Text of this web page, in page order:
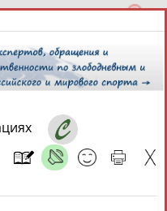
2026 года,